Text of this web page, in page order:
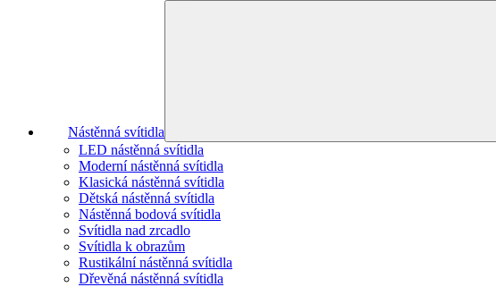
Nástěnná svítidla
LED nástěnná svítidla
Moderní nástěnná svítidla
Klasická nástěnná svítidla
Dětská nástěnná svítidla
Nástěnná bodová svítidla
Svítidla nad zrcadlo
Svítidla k obrazům
Rustikální nástěnná svítidla
Dřevěná nástěnná svítidla